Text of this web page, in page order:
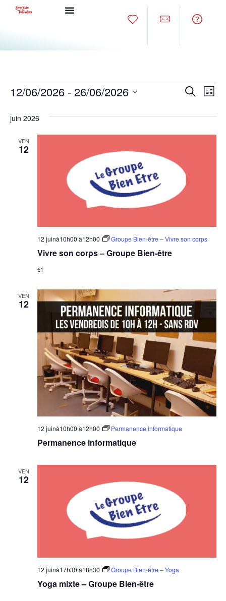
et
vues
Recherche
Liste
12/06/2026 - 26/06/2026
date.
juin 2026
VEN
12
Vivre son corps – Groupe Bien-être
12 juinà10h00 à12h00 Groupe Bien-être – Vivre son corps
€1
VEN
12
Permanence informatique
12 juinà10h00 à12h00 Permanence informatique
VEN
12
Yoga mixte – Groupe Bien-être
12 juinà17h30 à18h30 Groupe Bien-être – Yoga